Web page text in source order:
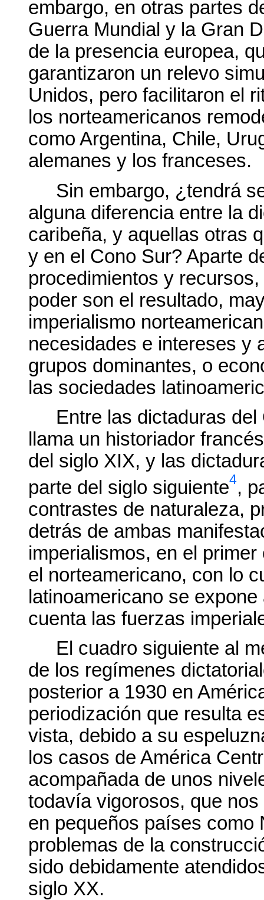
embargo, en otras partes
Guerra Mundial y la Gran
de la presencia europea,
garantizaron un relevo
Unidos, pero facilitaron el
los norteamericanos
como Argentina, Chile,
alemanes y los franceses.
Sin embargo, ¿tendrá
alguna diferencia entre la
caribeña, y aquellas otras
y en el Cono Sur? Aparte
procedimientos y
poder son el resultado,
imperialismo
necesidades e intereses y
grupos dominantes, o
las sociedades
Entre las dictaduras
llama un historiador
del siglo XIX, y las
parte del siglo siguiente4,
contrastes de naturaleza,
detrás de ambas
imperialismos, en el
el norteamericano, con lo
latinoamericano se
cuenta las fuerzas
El cuadro siguiente al
de los regímenes
posterior a 1930 en
periodización que resulta
vista, debido a su
los casos de América
acompañada de unos
todavía vigorosos, que
en pequeños países como
problemas de la
sido debidamente
siglo XX.